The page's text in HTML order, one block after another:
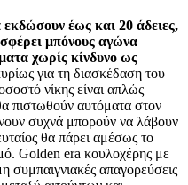
έως και 20 άδειες,
μπόνους αγώνα
χωρίς κίνδυνο ως
για τη διασκέδαση του
νίκης είναι απλώς
πιστωθούν αυτόματα στον
συχνά μπορούν να λάβουν
θα πάρει αμέσως το
Golden era κουλοχέρης με
συμπαιγνιακές απαγορεύσεις